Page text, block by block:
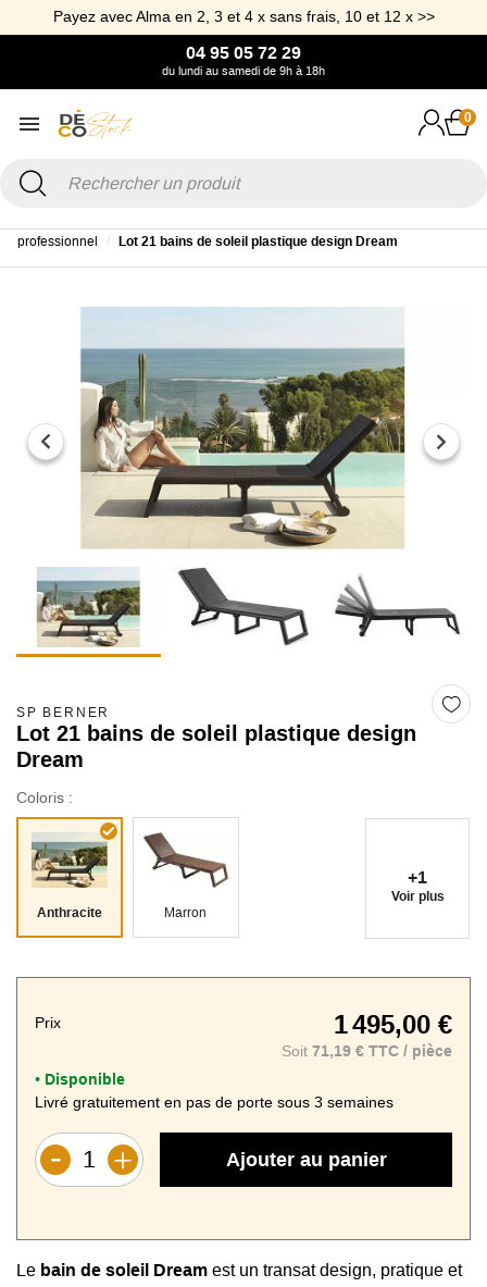
Payez avec Alma en 2, 3 et 4 x sans frais, 10 et 12 x >>
04 95 05 72 29
du lundi au samedi de 9h à 18h
0
professionnel
Lot 21 bains de soleil plastique design Dream
SP BERNER
Lot 21 bains de soleil plastique design
Dream
Coloris :
Anthracite Marron
+1
Voir plus
Prix 1 495,00 €
Soit 71,19 € TTC / pièce
• Disponible
Livré gratuitement en pas de porte sous 3 semaines
Ajouter au panier
Le bain de soleil Dream est un transat design, pratique et